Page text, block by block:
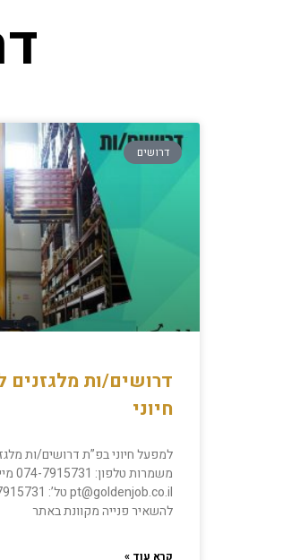
דרושים
דרושים/ות מלגזנים
חיוני
להשאיר פנייה מקוונת באתר
קרא עוד »